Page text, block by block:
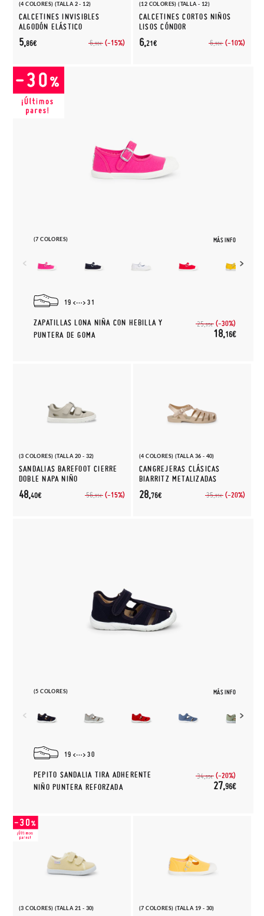
(4 COLORES) (TALLA 2 - 12)
CALCETINES INVISIBLES
ALGODÓN ELÁSTICO
6,90€ (-15%)
5,86€
(12 COLORES) (TALLA - 12)
CALCETINES CORTOS NIÑOS
LISOS CÓNDOR
6,90€ (-10%)
6,21€
(7 COLORES) MÁS INFO
19 31
ZAPATILLAS LONA NIÑA CON HEBILLA Y
PUNTERA DE GOMA
25,95€ (-30%)
18,16€
(3 COLORES) (TALLA 20 - 32)
SANDALIAS BAREFOOT CIERRE
DOBLE NAPA NIÑO
56,95€ (-15%)
48,40€
(4 COLORES) (TALLA 36 - 40)
CANGREJERAS CLÁSICAS
BIARRITZ METALIZADAS
35,95€ (-20%)
28,76€
(5 COLORES) MÁS INFO
19 30
PEPITO SANDALIA TIRA ADHERENTE
NIÑO PUNTERA REFORZADA
34,95€ (-20%)
27,96€
(3 COLORES) (TALLA 21 - 30) (7 COLORES) (TALLA 19 - 30)